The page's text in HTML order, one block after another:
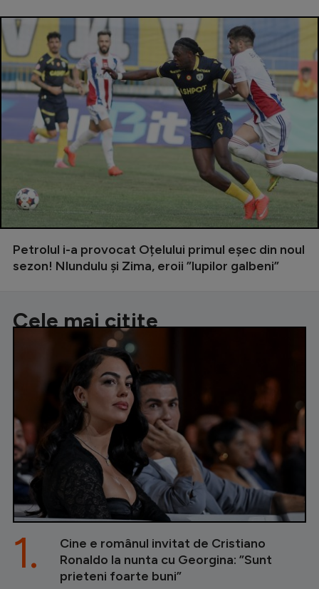
Petrolul i-a provocat Oțelului primul eșec din noul
sezon! Nlundulu și Zima, eroii ”lupilor galbeni”
Cele mai citite
Cine e românul invitat de Cristiano
Ronaldo la nunta cu Georgina: ”Sunt
prieteni foarte buni”
1.